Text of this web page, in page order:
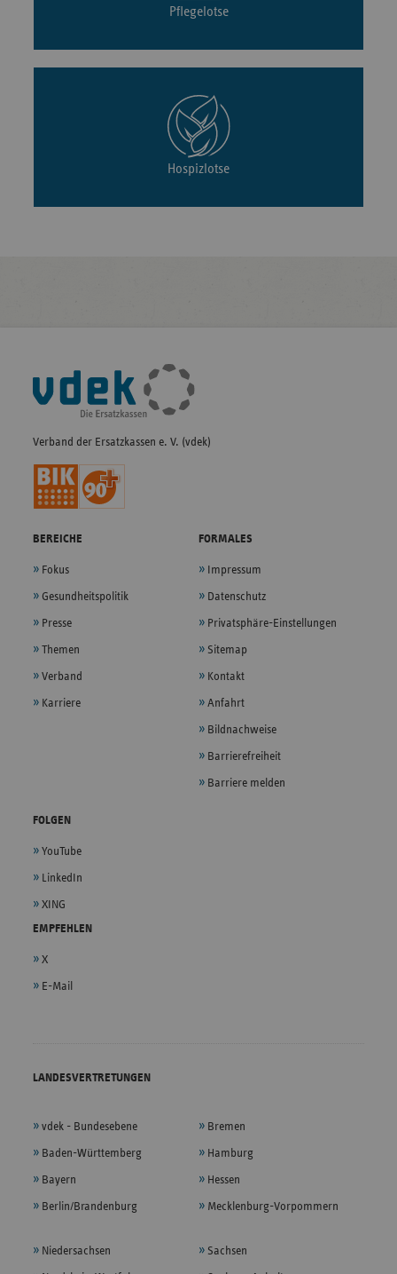
Pflegelotse
Hospizlotse
Fußleisten-
Navigation
Verband der Ersatzkassen e. V. (vdek)
BEREICHE
Fokus
Gesundheitspolitik
Presse
Themen
Verband
Karriere
FORMALES
Impressum
Datenschutz
Privatsphäre-Einstellungen
Sitemap
Kontakt
Anfahrt
Bildnachweise
Barrierefreiheit
Barriere melden
FOLGEN
YouTube
LinkedIn
XING
EMPFEHLEN
X
E-Mail
LANDESVERTRETUNGEN
vdek - Bundesebene
Baden-Württemberg
Bayern
Berlin/Brandenburg
Bremen
Hamburg
Hessen
Mecklenburg-Vorpommern
Niedersachsen Sachsen